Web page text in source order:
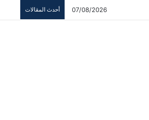
07/08/2026 أحدث المقالات